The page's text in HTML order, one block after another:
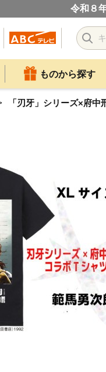
令和８
ものから探す
「刃牙」シリーズ×府